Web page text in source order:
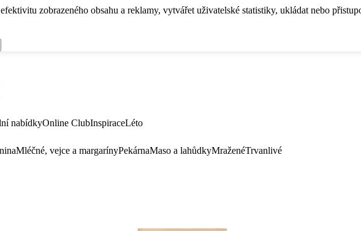
zobrazeného obsahu a reklamy, vytvářet uživatelské statistiky, ukládat nebo
nabídkyOnline ClubInspiraceLéto
Mléčné, vejce a margarínyPekárnaMaso a lahůdkyMraženéTrvanlivé